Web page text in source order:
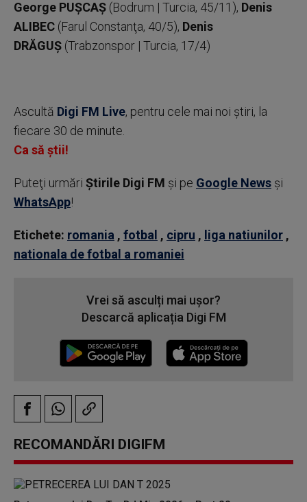
George PUŞCAŞ (Bodrum | Turcia, 45/11), Denis
ALIBEC (Farul Constanţa, 40/5), Denis
DRĂGUŞ (Trabzonspor | Turcia, 17/4)
Ascultă Digi FM Live, pentru cele mai noi știri, la
fiecare 30 de minute.
Ca să știi!
Puteţi urmări Știrile Digi FM şi pe Google News şi
WhatsApp!
Etichete: romania , fotbal , cipru , liga natiunilor ,
nationala de fotbal a romaniei
Vrei să asculți mai ușor?
Descarcă aplicația Digi FM
RECOMANDĂRI DIGIFM